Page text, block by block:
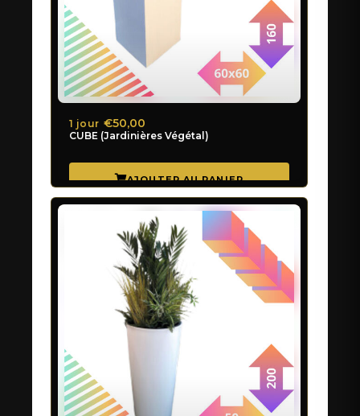
CUBE (Jardinières Végétal)
1 jour €50,00